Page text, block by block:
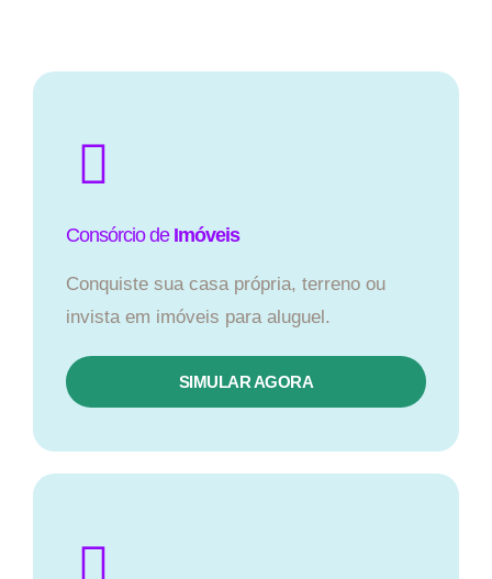
Consórcio de Imóveis
Conquiste sua casa própria, terreno ou
invista em imóveis para aluguel.
SIMULAR AGORA​